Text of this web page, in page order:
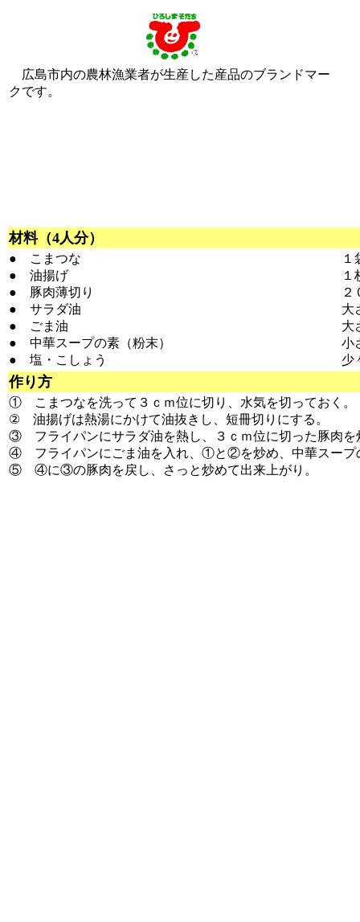
広島市内の農林漁業者が生産した産品のブランドマー
クです。
材料（4人分）
● こまつな
● 油揚げ
● 豚肉薄切り
● サラダ油
● ごま油
● 中華スープの素（粉末）
● 塩・こしょう
１
１
２
大
大
小
少
作り方
① こまつなを洗って３ｃｍ位に切り、水気を切っておく。
② 油揚げは熱湯にかけて油抜きし、短冊切りにする。
③ フライパンにサラダ油を熱し、３ｃｍ位に切った豚肉
④ フライパンにごま油を入れ、①と②を炒め、中華スープ
⑤ ④に③の豚肉を戻し、さっと炒めて出来上がり。